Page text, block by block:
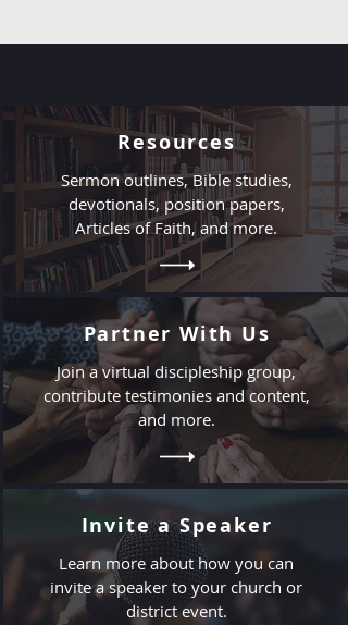
Resources
Sermon outlines, Bible studies,
devotionals, position papers,
Articles of Faith, and more.
Partner With Us
Join a virtual discipleship group,
contribute testimonies and content,
and more.
Invite a Speaker
Learn more about how you can
invite a speaker to your church or
district event.